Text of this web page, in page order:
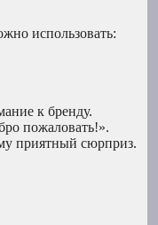
использовать:
к бренду.
пожаловать!».
приятный сюрприз.